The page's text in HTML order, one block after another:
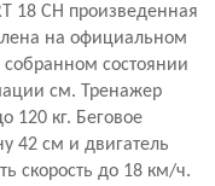
18 CH произведенная
на официальном
состоянии
см. Тренажер
120 кг. Беговое
42 см и двигатель
скорость до 18 км/ч.